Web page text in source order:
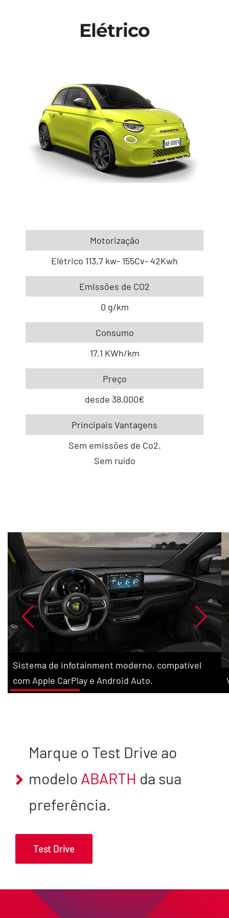
Elétrico
Motorização
Elétrico 113,7 kw- 155Cv- 42Kwh
Emissões de CO2
0 g/km
Consumo
17,1 KWh/km
Preço
desde 38.000€
Principais Vantagens
Sem emissões de Co2.
Sem ruído
Sistema de infotainment moderno, compatível
com Apple CarPlay e Android Auto.
Marque o Test Drive ao
modelo ABARTH da sua
preferência.
Test Drive